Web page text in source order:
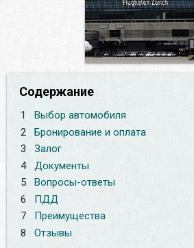
Содержание
1
Выбор автомобиля
2
Бронирование и оплата
3
Залог
4
Документы
5
Вопросы-ответы
6
ПДД
7
Преимущества
8
Отзывы